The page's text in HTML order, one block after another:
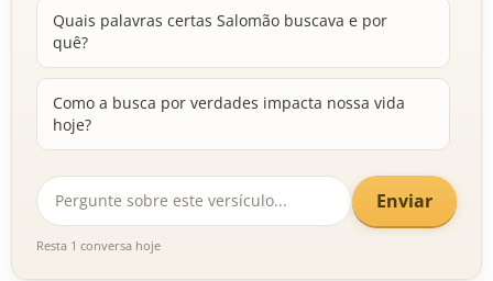
Quais palavras certas Salomão buscava e por
quê?
Como a busca por verdades impacta nossa vida
hoje?
Enviar
Resta 1 conversa hoje